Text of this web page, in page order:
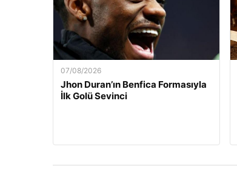
07/08/2026
Jhon Duran’ın Benfica Formasıyla
İlk Golü Sevinci